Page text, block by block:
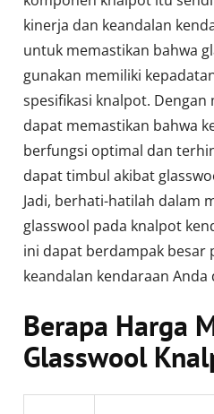
kinerja dan keandalan
untuk memastikan bahwa
gunakan memiliki
spesifikasi knalpot. Dengan
dapat memastikan bahwa
berfungsi optimal dan
dapat timbul akibat
Jadi, berhati-hatilah dalam
glasswool pada knalpot
ini dapat berdampak besar
keandalan kendaraan
Berapa Harga
Glasswool